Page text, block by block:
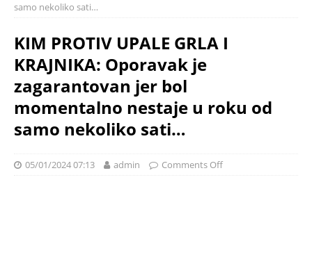
samo nekoliko sati…
KIM PROTIV UPALE GRLA I
KRAJNIKA: Oporavak je
zagarantovan jer bol
momentalno nestaje u roku od
samo nekoliko sati…
05/01/2024 07:13 admin Comments Off